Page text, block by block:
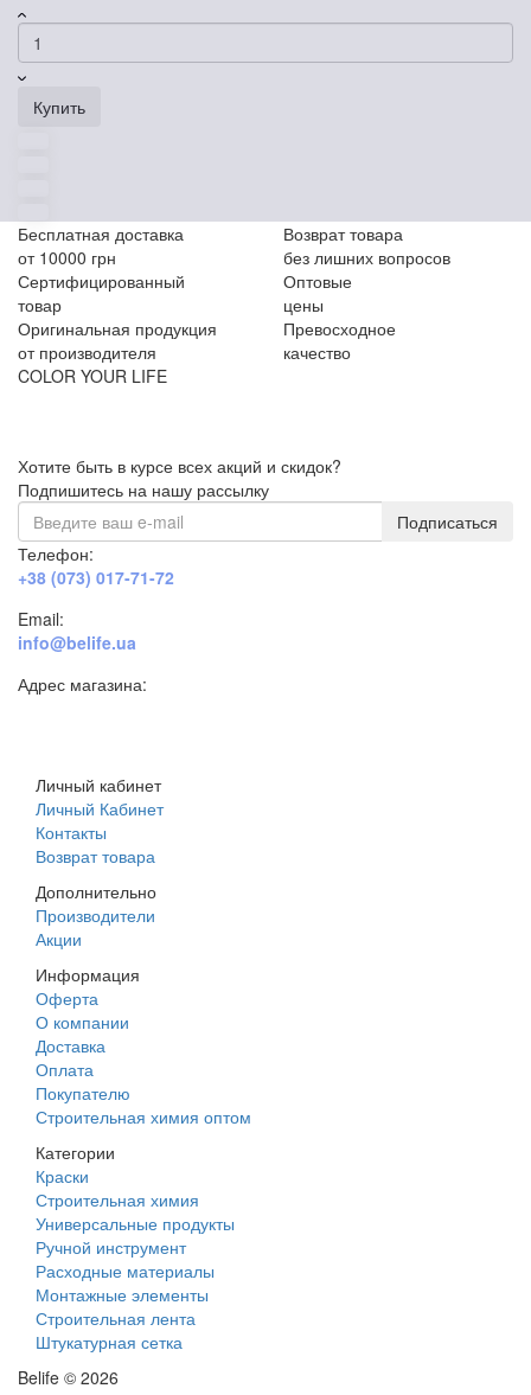
Купить
Бесплатная доставка
от 10000 грн
Возврат товара
без лишних вопросов
Сертифицированный
товар
Оптовые
цены
Оригинальная продукция
от производителя
Превосходное
качество
COLOR YOUR LIFE
Хотите быть в курсе всех акций и скидок?
Подпишитесь на нашу рассылку
Подписаться
Телефон:
+38 (073) 017-71-72
Email:
info@belife.ua
Адрес магазина:
Личный кабинет
Личный Кабинет
Контакты
Возврат товара
Дополнительно
Производители
Акции
Информация
Оферта
О компании
Доставка
Оплата
Покупателю
Строительная химия оптом
Категории
Краски
Строительная химия
Универсальные продукты
Ручной инструмент
Расходные материалы
Монтажные элементы
Строительная лента
Штукатурная сетка
Belife © 2026